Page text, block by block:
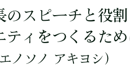
スピーチと役割
ティをつくるため
ノソノ アキヨシ）